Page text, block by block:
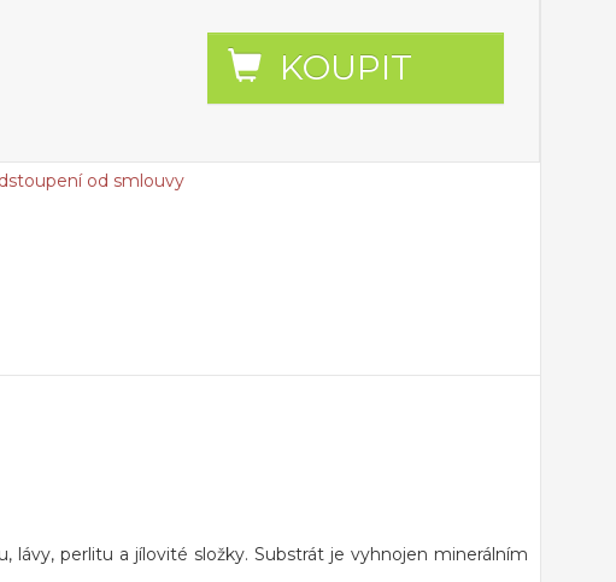
KOUPIT
od smlouvy
perlitu a jílovité složky. Substrát je vyhnojen minerálním